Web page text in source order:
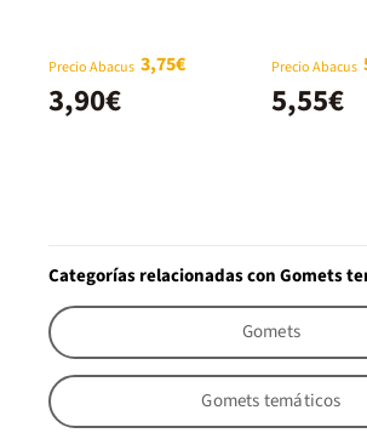
Precio Abacus 3,75€
3,90€
Precio Abacus
5,55€
Categorías relacionadas con Gomets
Gomets
Gomets temáticos